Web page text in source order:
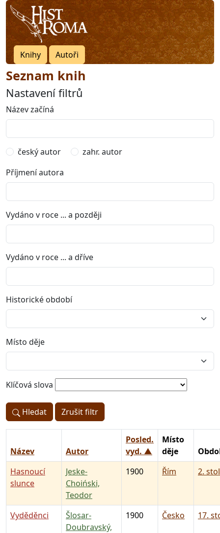
Knihy Autoři
Seznam knih
Nastavení filtrů
Název začíná
český autor
zahr. autor
Příjmení autora
Vydáno v roce ... a později
Vydáno v roce ... a dříve
Historické období
Místo děje
Klíčová slova
Hledat Zrušit filtr
Název Autor
Posled.
vyd. ▲
Místo
děje
Hasnoucí
slunce
Jeske-
Choiński,
Teodor
1900 Řím 2.
Vyděděnci
Šlosar-
Doubravský,
1900 Česko 17.